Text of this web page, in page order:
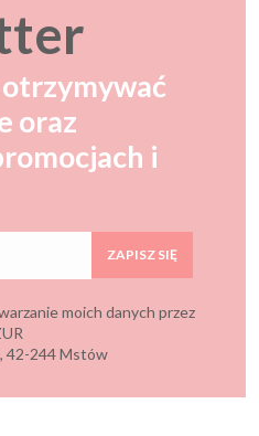
otrzymywać
oraz
i
ZAPISZ SIĘ
moich danych przez
42-244 Mstów